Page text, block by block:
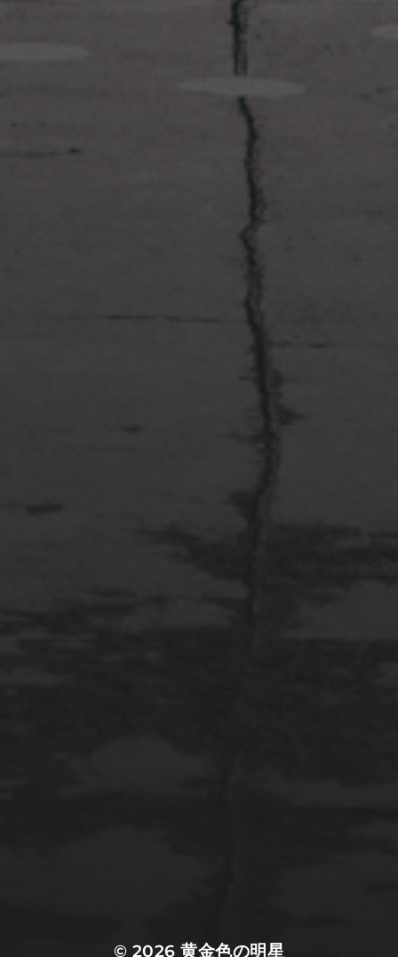
岩国周辺遠征~ふぐパーティナ
イト〜
© 2026黄金色の明星